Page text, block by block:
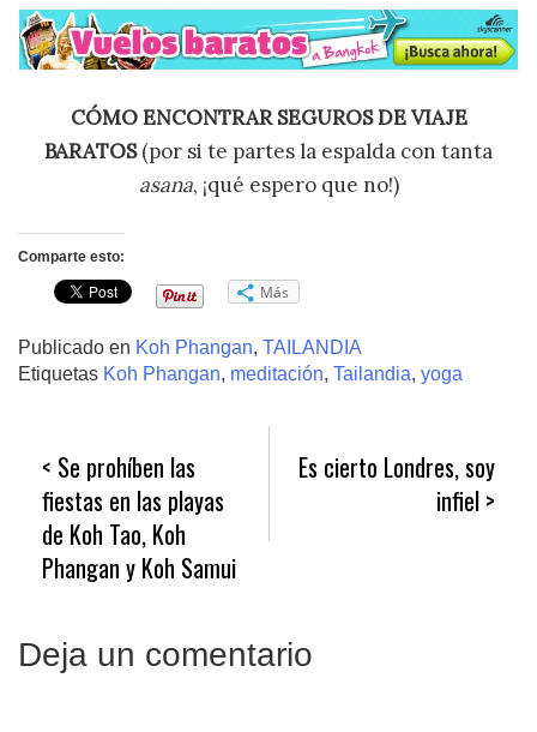
CÓMO ENCONTRAR SEGUROS DE VIAJE
BARATOS(por si te partes la espalda con tanta
asana, ¡qué espero que no!)
Comparte esto:
Más
Publicado en Koh Phangan, TAILANDIA
Etiquetas Koh Phangan, meditación, Tailandia, yoga
Navegación
de
entradas
Se prohíben las
fiestas en las playas
de Koh Tao, Koh
Phangan y Koh Samui
Es cierto Londres, soy
infiel
Deja un comentario